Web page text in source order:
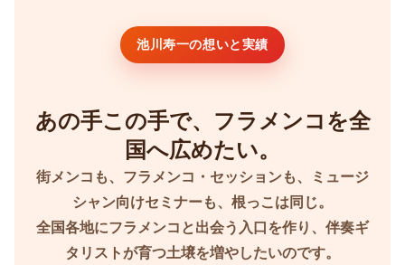
池川寿一の想いと実績
あの手この手で、フラメンコを全
国へ広めたい。
街メンコも、フラメンコ・セッションも、ミュージ
シャン向けセミナーも、根っこは同じ。
全国各地にフラメンコと出会う入口を作り、伴奏ギ
タリストが育つ土壌を増やしたいのです。